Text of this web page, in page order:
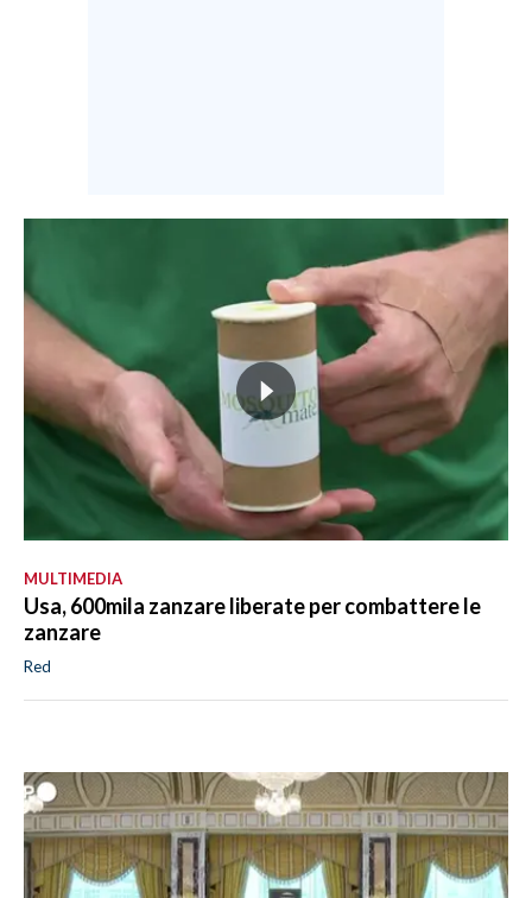
MULTIMEDIA
Usa, 600mila zanzare liberate per combattere le
zanzare
Red